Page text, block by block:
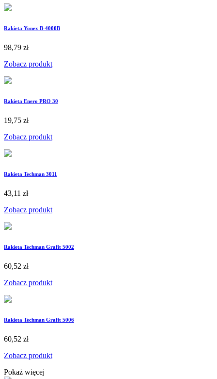
Rakieta Yonex B-4000B
98,79 zł
Zobacz produkt
Rakieta Enero PRO 30
19,75 zł
Zobacz produkt
Rakieta Techman 3011
43,11 zł
Zobacz produkt
Rakieta Techman Grafit 5002
60,52 zł
Zobacz produkt
Rakieta Techman Grafit 5006
60,52 zł
Zobacz produkt
Pokaż więcej